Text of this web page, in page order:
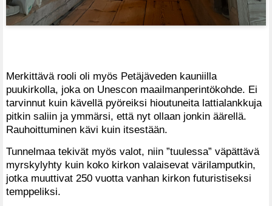
Merkittävä rooli oli myös Petäjäveden kauniilla
puukirkolla, joka on Unescon maailmanperintökohde. Ei
tarvinnut kuin kävellä pyöreiksi hioutuneita lattialankkuja
pitkin saliin ja ymmärsi, että nyt ollaan jonkin äärellä.
Rauhoittuminen kävi kuin itsestään.
Tunnelmaa tekivät myös valot, niin ”tuulessa” väpättävä
myrskylyhty kuin koko kirkon valaisevat värilamputkin,
jotka muuttivat 250 vuotta vanhan kirkon futuristiseksi
temppeliksi.